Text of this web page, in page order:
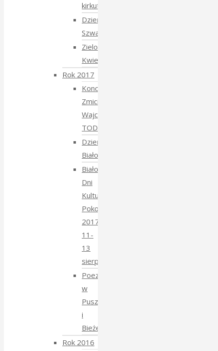
kirkutu
Dzień
Szwajcarski
Zielony
Kwiecień
Rok 2017
Koncert
Zmiciera
Wajciuszkiewicza
TODARA
Dzień
Białoruski
Białowieskie
Dni
Kultury
Pokoju
2017
11-
13
sierpnia
Poezja
w
Puszczy
i
Bieżeństwo
Rok 2016